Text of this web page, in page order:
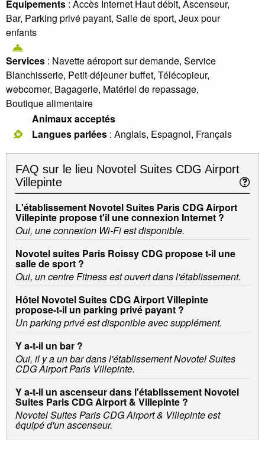
Equipements : Accès Internet Haut débit, Ascenseur,
Bar, Parking privé payant, Salle de sport, Jeux pour
enfants
Services : Navette aéroport sur demande, Service
Blanchisserie, Petit-déjeuner buffet, Télécopieur,
webcorner, Bagagerie, Matériel de repassage,
Boutique alimentaire
Animaux acceptés
Langues parlées : Anglais, Espagnol, Français
FAQ sur le lieu Novotel Suites CDG Airport
Villepinte
L'établissement Novotel Suites Paris CDG Airport
Villepinte propose t'il une connexion Internet ?
Oui, une connexion Wi-Fi est disponible.
Novotel suites Paris Roissy CDG propose t-il une
salle de sport ?
Oui, un centre Fitness est ouvert dans l'établissement.
Hôtel Novotel Suites CDG Airport Villepinte
propose-t-il un parking privé payant ?
Un parking privé est disponible avec supplément.
Y a-t-il un bar ?
Oui, il y a un bar dans l'établissement Novotel Suites
CDG Airport Paris Villepinte.
Y a-t-il un ascenseur dans l'établissement Novotel
Suites Paris CDG Airport & Villepinte ?
Novotel Suites Paris CDG Airport & Villepinte est
équipé d'un ascenseur.